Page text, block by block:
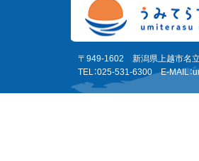
〒949-1602 新潟県上越市名
TEL：025-531-6300 E-MAIL：